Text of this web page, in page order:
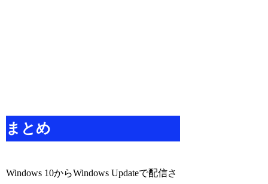
まとめ
Windows 10からWindows Updateで配信さ